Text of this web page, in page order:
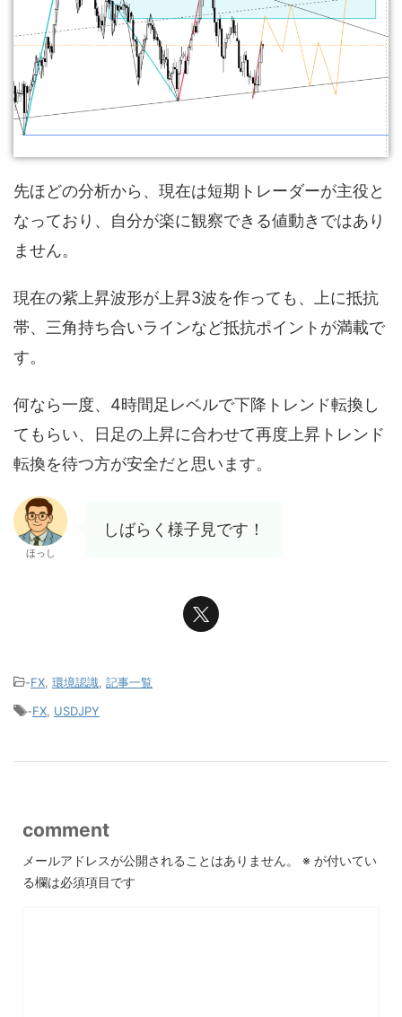
先ほどの分析から、現在は短期トレーダーが主役と
なっており、自分が楽に観察できる値動きではあり
ません。
現在の紫上昇波形が上昇3波を作っても、上に抵抗
帯、三角持ち合いラインなど抵抗ポイントが満載で
す。
何なら一度、4時間足レベルで下降トレンド転換し
てもらい、日足の上昇に合わせて再度上昇トレンド
転換を待つ方が安全だと思います。
ほっし
しばらく様子見です！
-FX 環境認識 記事一覧
-FX USDJPY
comment
メールアドレスが公開されることはありません。 ※ が付いてい
る欄は必須項目です